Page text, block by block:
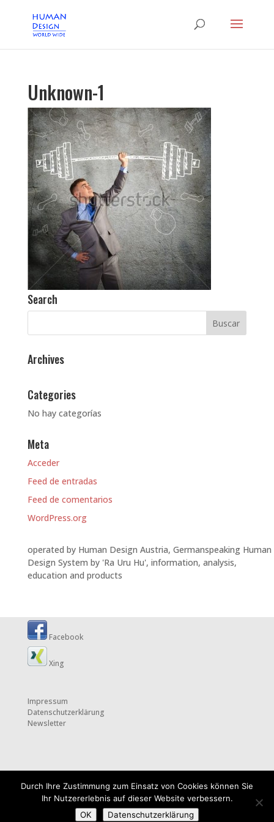
Unknown-1
Search
Archives
Categories
No hay categorías
Meta
Acceder
Feed de entradas
Feed de comentarios
WordPress.org
operated by Human Design Austria, Germanspeaking Human
Design System by 'Ra Uru Hu', information, analysis,
education and products
Facebook
Xing
Impressum
Datenschutzerklärung
Newsletter
Durch Ihre Zustimmung zum Einsatz von Cookies können Sie
Ihr Nutzererlebnis auf dieser Website verbessern.
OK
Datenschutzerklärung